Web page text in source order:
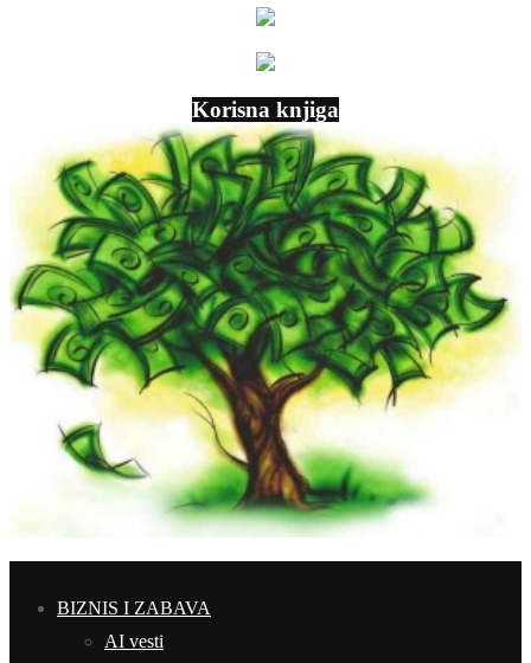
Korisna knjiga
BIZNIS I ZABAVA
AI vesti